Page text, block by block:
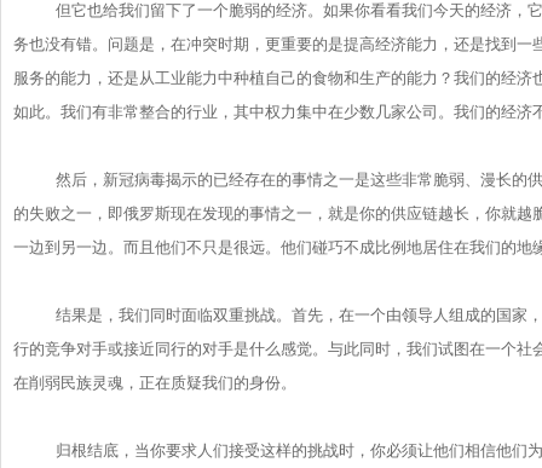
但它也给我们留下了一个脆弱的经济。如果你看看我们今天的经济，
务也没有错。问题是，在冲突时期，更重要的是提高经济能力， 还是找到一
服务的能力， 还是从工业能力中种植自己的食物和生产的能力？ 我们的经济
如此。我们有非常整合的行业， 其中权力集中在少数几家公司。我们的经济
然后，新冠病毒揭示的已经存在的事情之一是这些非常脆弱、漫长的
的失败之一，即俄罗斯现在发现的事情之一， 就是你的供应链越长，你就越
一边到另一边。 而且他们不只是很远。 他们碰巧不成比例地居住在我们的地
结果是，我们同时面临双重挑战。首先，在一个由领导人组成的国家
行的竞争对手或接近同行的对手是什么感觉。与此同时，我们试图在一个社
在削弱民族灵魂， 正在质疑我们的身份。
归根结底，当你要求人们接受这样的挑战时，你必须让他们相信他们